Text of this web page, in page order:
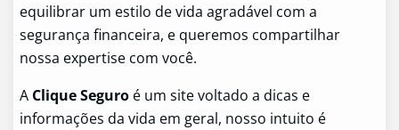
equilibrar um estilo de vida agradável com a
segurança financeira, e queremos compartilhar
nossa expertise com você.
A Clique Seguro é um site voltado a dicas e
informações da vida em geral, nosso intuito é